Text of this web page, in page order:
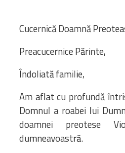
Parohiilor
CONTACT
Cucernică Doamnă
Preacucernice Părinte,
Îndoliată familie,
Am aflat cu profundă
Domnul a roabei lui
doamnei preotese
dumneavoastră.